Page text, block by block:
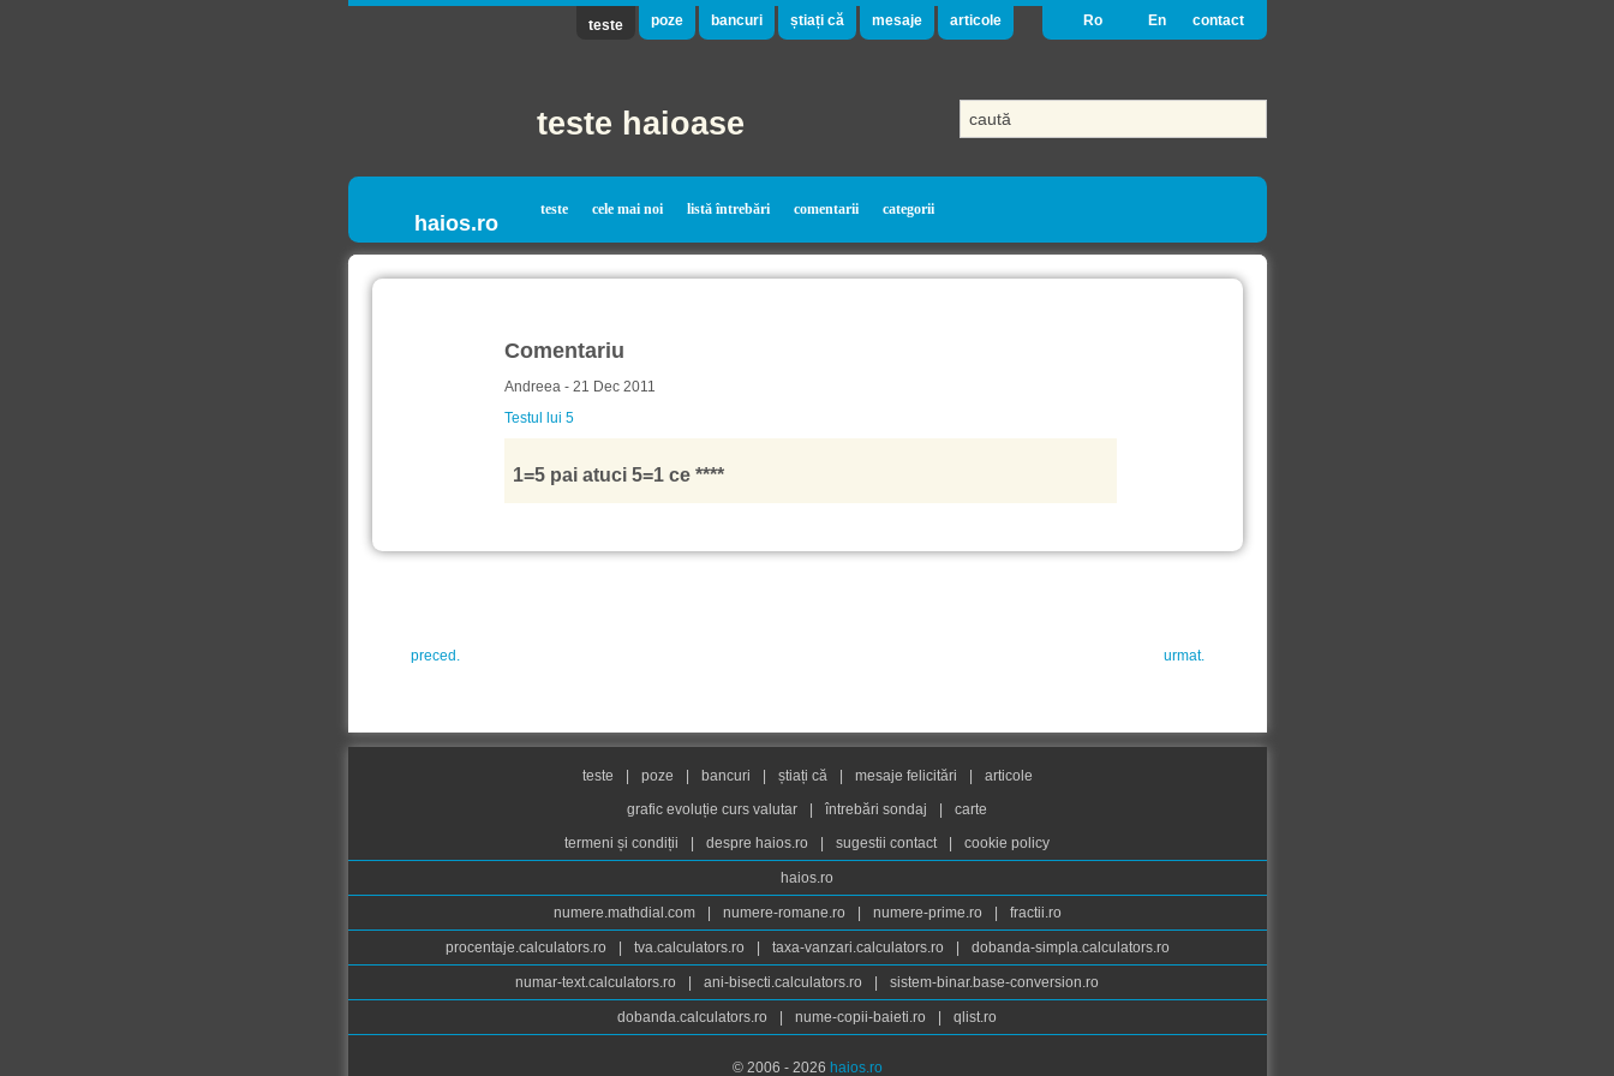
teste poze bancuri știați că mesaje articole Ro En contact
teste haioase
haios.ro
teste cele mai noi listă întrebări comentarii categorii
Comentariu
Andreea - 21 Dec 2011
Testul lui 5
1=5 pai atuci 5=1 ce ****
preced. urmat.
teste poze bancuri știați că mesaje felicitări
articole
grafic evoluție curs valutar
întrebări sondaj
carte
termeni și condiții
despre haios.ro sugestii contact cookie policy
haios.ro
numere.mathdial.com numere-romane.ro numere-prime.ro fractii.ro
procentaje.calculators.ro tva.calculators.ro taxa-vanzari.calculators.ro dobanda-simpla.calculators.ro
numar-text.calculators.ro ani-bisecti.calculators.ro sistem-binar.base-conversion.ro
dobanda.calculators.ro nume-copii-baieti.ro qlist.ro
© 2006 - 2026 haios.ro